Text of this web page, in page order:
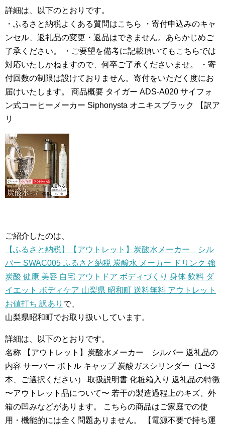
詳細は、以下のとおりです。
・ふるさと納税よくある質問はこちら ・寄付申込みのキャ
ンセル、返礼品の変更・返品はできません。あらかじめご
了承ください。 ・ご要望を備考に記載頂いてもこちらでは
対応いたしかねますので、何卒ご了承くださいませ。 ・寄
付回数の制限は設けておりません。寄付をいただく度にお
届けいたします。 商品概要 タイガー ADS-A020 サイフォ
ン式コーヒーメーカー Siphonysta オニキスブラック 【訳ア
リ
ご紹介したのは、
【ふるさと納税】【アウトレット】炭酸水メーカー シル
バー SWAC005 ふるさと納税 炭酸水 メーカー ドリンク 強
炭酸 健康 美容 自宅 アウトドア ボディづくり 身体 飲料 ダ
イエット ボディケア 山梨県 昭和町 送料無料 アウトレット
お値打ち 訳あり で、
山梨県昭和町でお取り扱いしています。
詳細は、以下のとおりです。
名称 【アウトレット】炭酸水メーカー シルバー 返礼品の
内容 サーバー ボトル キャップ 炭酸ガスシリンダー（1〜3
本、ご選択ください） 取扱説明書 化粧箱入り 返礼品の特徴
〜アウトレット品について〜 若干の製造過程上のキズ、外
箱の凹みなどがあります。 こちらの商品はご家庭での使
用・機能的には全く問題ありません。 【電源不要で持ち運